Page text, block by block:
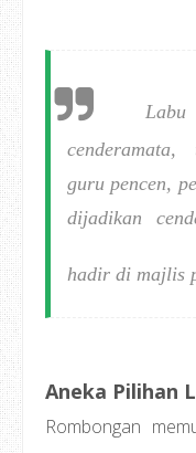
Labu
guru pencen,
dijadikan
hadir di majlis
Aneka Pilihan
Rombongan